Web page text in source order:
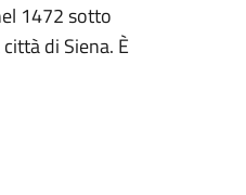
1472 sotto
di Siena. È